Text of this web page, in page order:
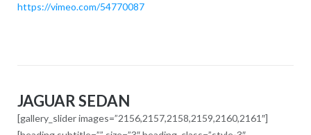
https://vimeo.com/54770087
JAGUAR SEDAN
[gallery_slider images=”2156,2157,2158,2159,2160,2161″]